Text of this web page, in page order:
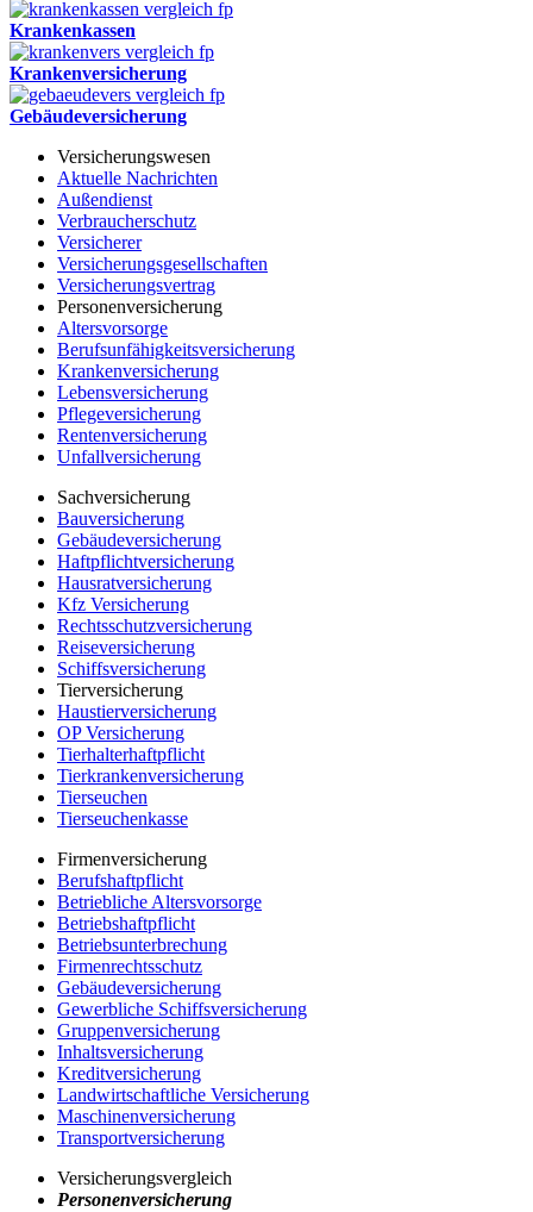
Krankenkassen
Krankenversicherung
Gebäudeversicherung
Versicherungswesen
Aktuelle Nachrichten
Außendienst
Verbraucherschutz
Versicherer
Versicherungsgesellschaften
Versicherungsvertrag
Personenversicherung
Altersvorsorge
Berufsunfähigkeitsversicherung
Krankenversicherung
Lebensversicherung
Pflegeversicherung
Rentenversicherung
Unfallversicherung
Sachversicherung
Bauversicherung
Gebäudeversicherung
Haftpflichtversicherung
Hausratversicherung
Kfz Versicherung
Rechtsschutzversicherung
Reiseversicherung
Schiffsversicherung
Tierversicherung
Haustierversicherung
OP Versicherung
Tierhalterhaftpflicht
Tierkrankenversicherung
Tierseuchen
Tierseuchenkasse
Firmenversicherung
Berufshaftpflicht
Betriebliche Altersvorsorge
Betriebshaftpflicht
Betriebsunterbrechung
Firmenrechtsschutz
Gebäudeversicherung
Gewerbliche Schiffsversicherung
Gruppenversicherung
Inhaltsversicherung
Kreditversicherung
Landwirtschaftliche Versicherung
Maschinenversicherung
Transportversicherung
Versicherungsvergleich
Personenversicherung